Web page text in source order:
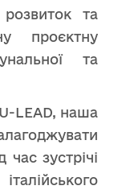
та
проєктну
та
LEAD, наша
зустрічі